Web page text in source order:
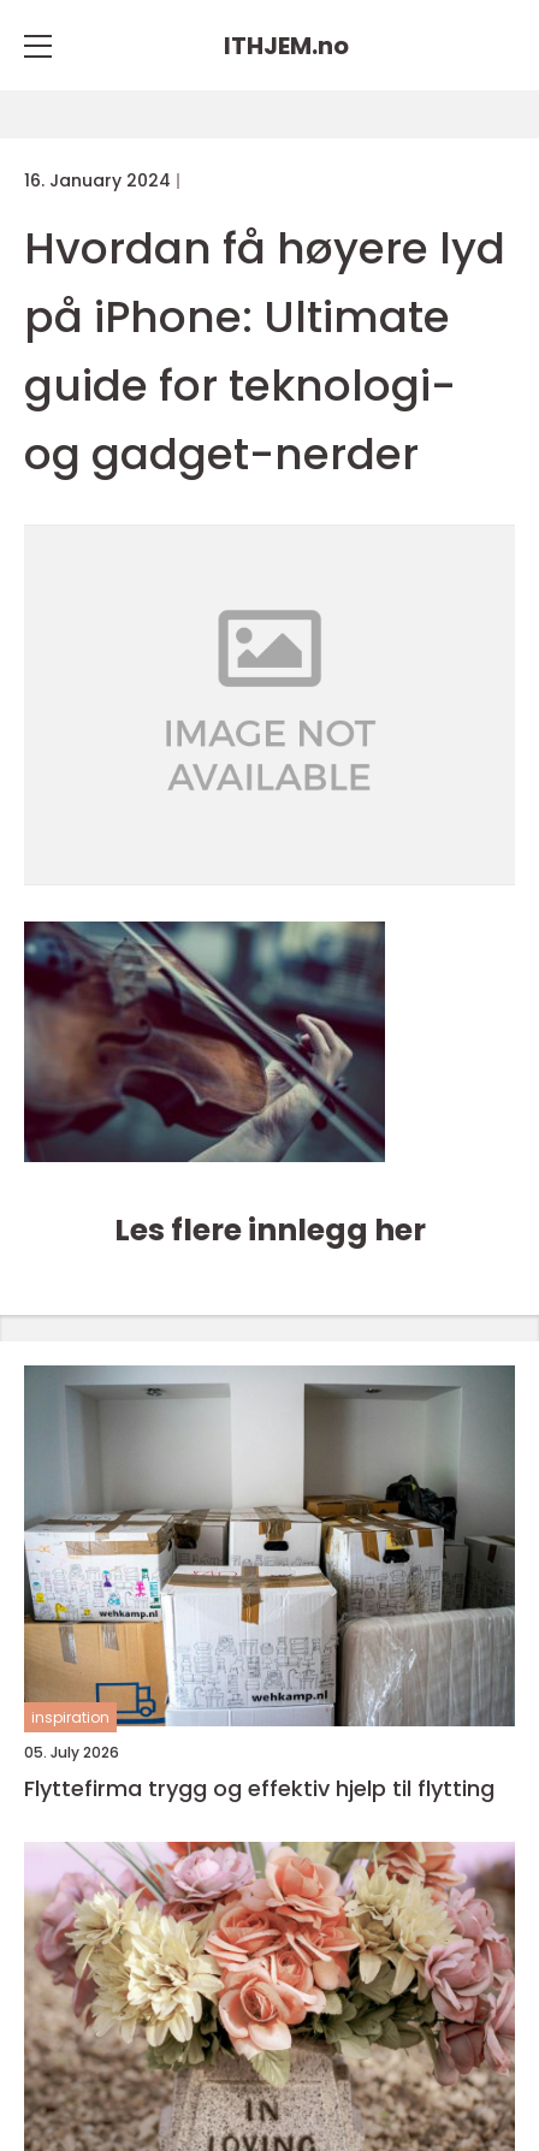
ITHJEM.no
16. January 2024
Hvordan få høyere lyd
på iPhone: Ultimate
guide for teknologi-
og gadget-nerder
Les flere innlegg her
inspiration
05. July 2026
Flyttefirma trygg og effektiv hjelp til flytting